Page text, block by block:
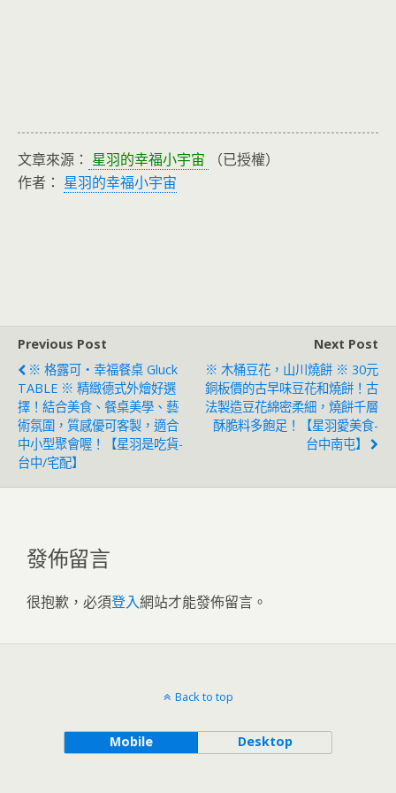
文章來源： 星羽的幸福小宇宙
（已授權）
作者： 星羽的幸福小宇宙
Previous Post
※ 格露可‧幸福餐桌 Gluck
TABLE ※ 精緻德式外燴好選
擇！結合美食、餐桌美學、藝
術氛圍，質感優可客製，適合
中小型聚會喔！【星羽是吃貨-
台中/宅配】
Next Post
※ 木桶豆花，山川燒餅 ※ 30元
銅板價的古早味豆花和燒餅！古
法製造豆花綿密柔細，燒餅千層
酥脆料多飽足！【星羽愛美食-
台中南屯】
發佈留言
很抱歉，必須登入網站才能發佈留言。
Back to top
Mobile Desktop